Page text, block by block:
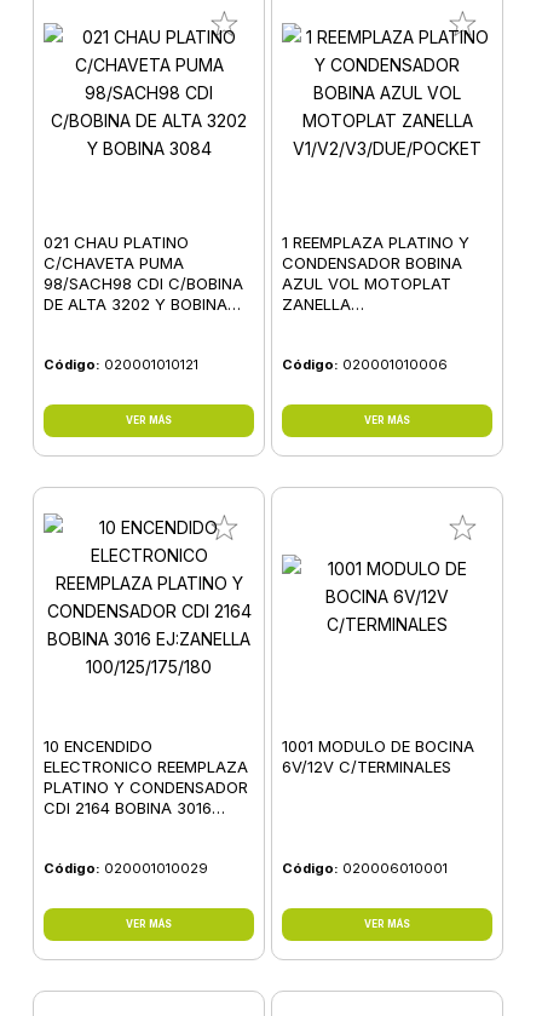
021 CHAU PLATINO
C/CHAVETA PUMA
98/SACH98 CDI C/BOBINA
DE ALTA 3202 Y BOBINA
Código: 020001010121
VER MÁS
1 REEMPLAZA PLATINO Y
CONDENSADOR BOBINA
AZUL VOL MOTOPLAT
ZANELLA
Código: 020001010006
VER MÁS
10 ENCENDIDO
ELECTRONICO REEMPLAZA
PLATINO Y CONDENSADOR
CDI 2164 BOBINA 3016
Código: 020001010029
VER MÁS
1001 MODULO DE BOCINA
6V/12V C/TERMINALES
Código: 020006010001
VER MÁS